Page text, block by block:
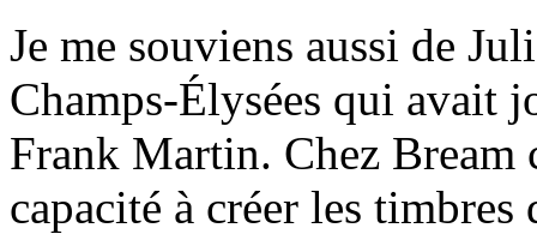
Je me souviens aussi de
Champs-Élysées qui avait
Frank Martin. Chez Bream
capacité à créer les timbres